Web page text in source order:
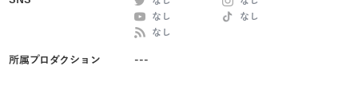
なし
なし
なし
所属プロダクション ---